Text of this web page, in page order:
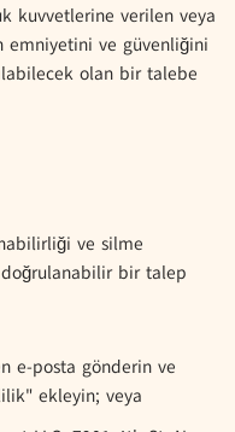
kuvvetlerine verilen veya
emniyetini ve güvenliğini
olan bir talebe
ve silme
bir talep
e-posta gönderin ve
ekleyin; veya